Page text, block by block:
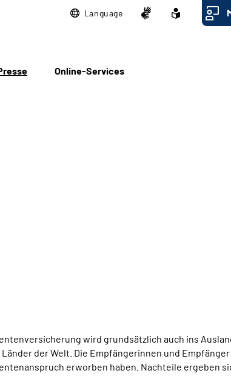
Language
Online-Services
wird grundsätzlich auch ins
der Welt. Die Empfängerinnen und
erworben haben. Nachteile ergeben